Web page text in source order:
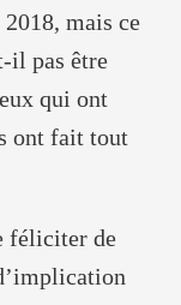
mais ce
il pas être
qui ont
ont fait tout
féliciter de